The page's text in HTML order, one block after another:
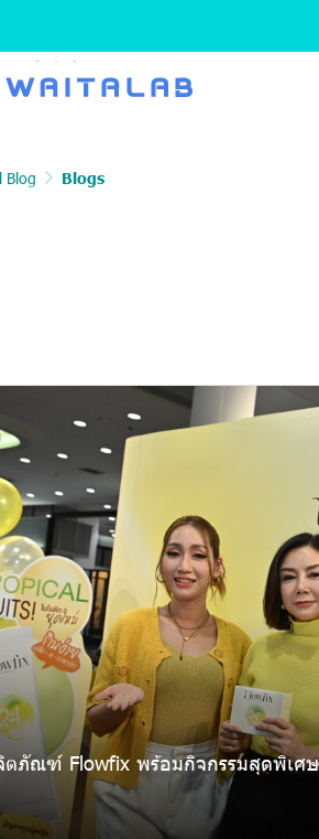
Blog Blogs
ตภัณฑ์ Flowfix พร้อมกิจกรรมสุดพิเศ